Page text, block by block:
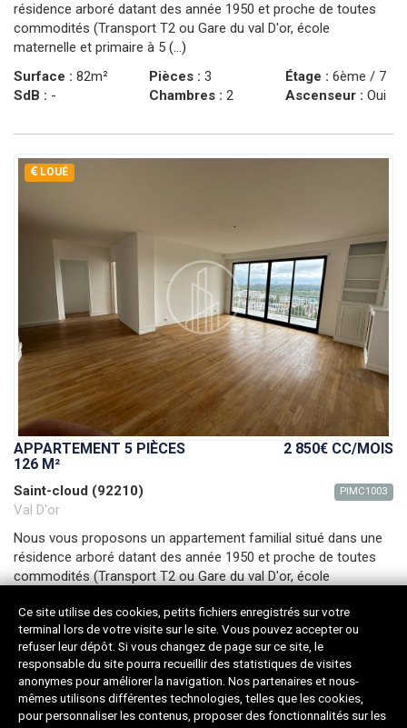
Ce site utilise des cookies, petits fichiers enregistrés sur votre
terminal lors de votre visite sur le site. Vous pouvez accepter ou
refuser leur dépôt. Si vous changez de page sur ce site, le
responsable du site pourra recueillir des statistiques de visites
anonymes pour améliorer la navigation. Nos partenaires et nous-
mêmes utilisons différentes technologies, telles que les cookies,
pour personnaliser les contenus, proposer des fonctionnalités sur les
résidence arboré datant des année 1950 et proche de toutes
commodités (Transport T2 ou Gare du val D'or, école
maternelle et primaire à 5 (...)
Surface : 82m²
SdB : -
Pièces : 3
Chambres : 2
Étage : 6ème / 7
Ascenseur : Oui
LOUÉ
APPARTEMENT 5 PIÈCES
126 M²
2 850€ CC/MOIS
Saint-cloud (92210)
Val D'or
PIMC1003
Nous vous proposons un appartement familial situé dans une
résidence arboré datant des année 1950 et proche de toutes
commodités (Transport T2 ou Gare du val D'or, école
Surface :126m²
SdB :2
Pièces :5
Chambres :4
Étage :6ème
Ascenseur :